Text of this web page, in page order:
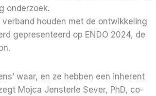
onderzoek.
houden met de ontwikkeling
gepresenteerd op ENDO 2024, de
waar, en ze hebben een inherent
Mojca Jensterle Sever, PhD, co-